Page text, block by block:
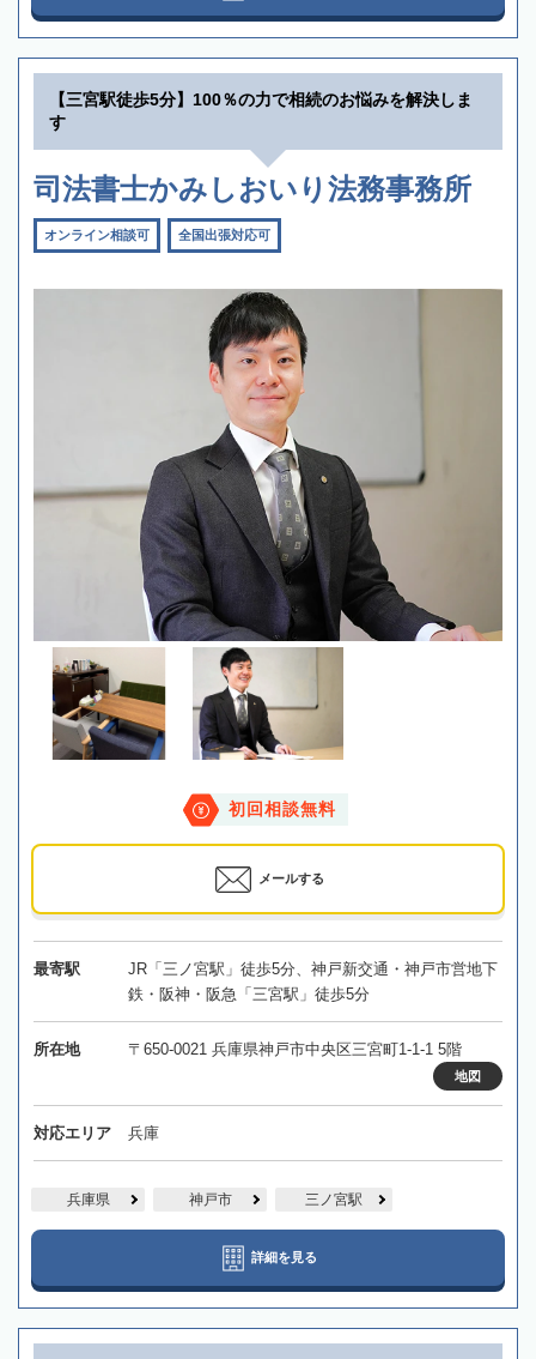
【三宮駅徒歩5分】100％の力で相続のお悩みを解決しま
す
司法書士かみしおいり法務事務所
オンライン相談可 全国出張対応可
初回相談無料
メールする
最寄駅
JR「三ノ宮駅」徒歩5分、神戸新交通・神戸市営地下
鉄・阪神・阪急「三宮駅」徒歩5分
所在地 〒650-0021 兵庫県神戸市中央区三宮町1-1-1 5階
地図
対応エリア 兵庫
兵庫県 神戸市 三ノ宮駅
詳細を見る